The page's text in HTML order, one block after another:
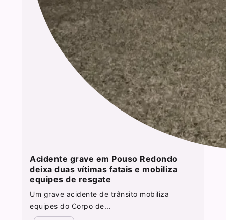
Acidente grave em Pouso Redondo
deixa duas vítimas fatais e mobiliza
equipes de resgate
Um grave acidente de trânsito mobiliza
equipes do Corpo de...